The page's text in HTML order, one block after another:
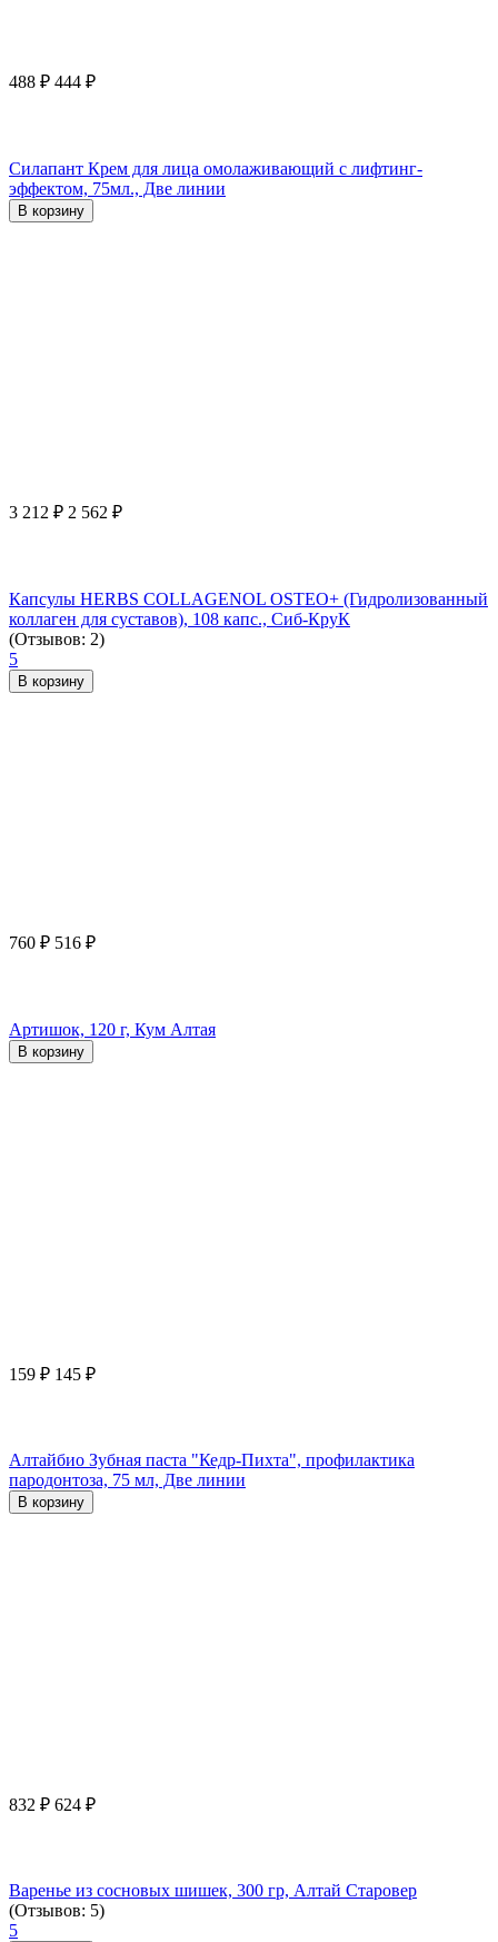
488 ₽ 444 ₽
Силапант Крем для лица омолаживающий с лифтинг-
эффектом, 75мл., Две линии
В корзину
3 212 ₽ 2 562 ₽
Капсулы HERBS COLLAGENOL OSTEO+ (Гидролизованный
коллаген для суставов), 108 капс., Сиб-КруК
(Отзывов: 2)
5
В корзину
760 ₽ 516 ₽
Артишок, 120 г, Кум Алтая
В корзину
159 ₽ 145 ₽
Алтайбио Зубная паста "Кедр-Пихта", профилактика
пародонтоза, 75 мл, Две линии
В корзину
832 ₽ 624 ₽
Варенье из сосновых шишек, 300 гр, Алтай Старовер
(Отзывов: 5)
5